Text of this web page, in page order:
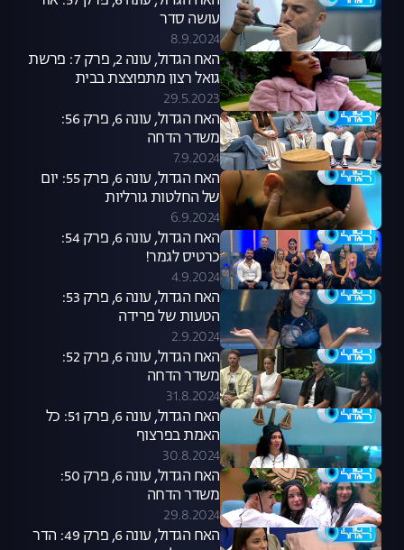
עושה סדר
8.9.2024
האח הגדול, עונה 2, פרק 7: פרשת
גואל רצון מתפוצצת בבית
29.5.2023
האח הגדול, עונה 6, פרק 56:
משדר הדחה
7.9.2024
האח הגדול, עונה 6, פרק 55: יום
של החלטות גורליות
6.9.2024
האח הגדול, עונה 6, פרק 54:
כרטיס לגמר!
4.9.2024
האח הגדול, עונה 6, פרק 53:
הטעות של פרידה
2.9.2024
האח הגדול, עונה 6, פרק 52:
משדר הדחה
31.8.2024
האח הגדול, עונה 6, פרק 51: כל
האמת בפרצוף
30.8.2024
האח הגדול, עונה 6, פרק 50:
משדר הדחה
29.8.2024
האח הגדול, עונה 6, פרק 49: הדר